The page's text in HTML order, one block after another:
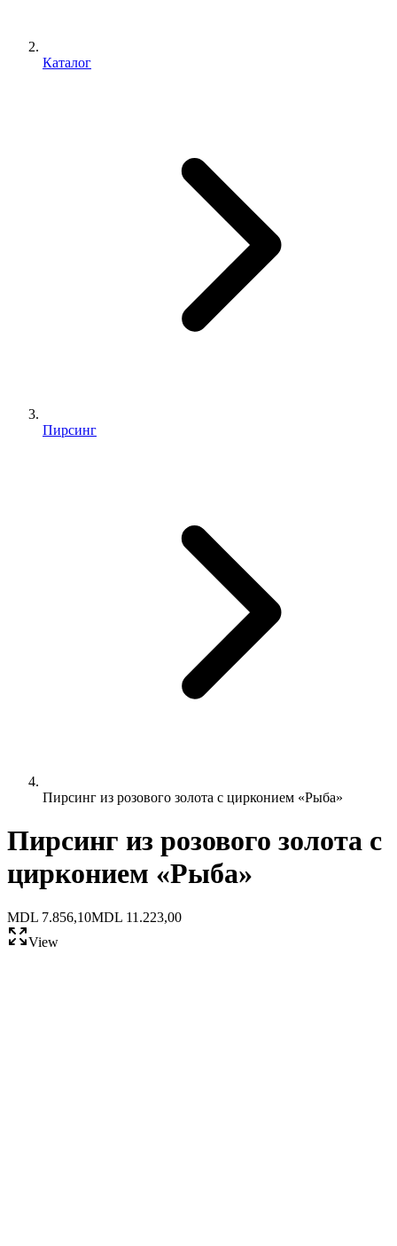
Каталог
Пирсинг
Пирсинг из розового золота с цирконием «Рыба»
Пирсинг из розового золота с
цирконием «Рыба»
MDL 7.856,10MDL 11.223,00
View